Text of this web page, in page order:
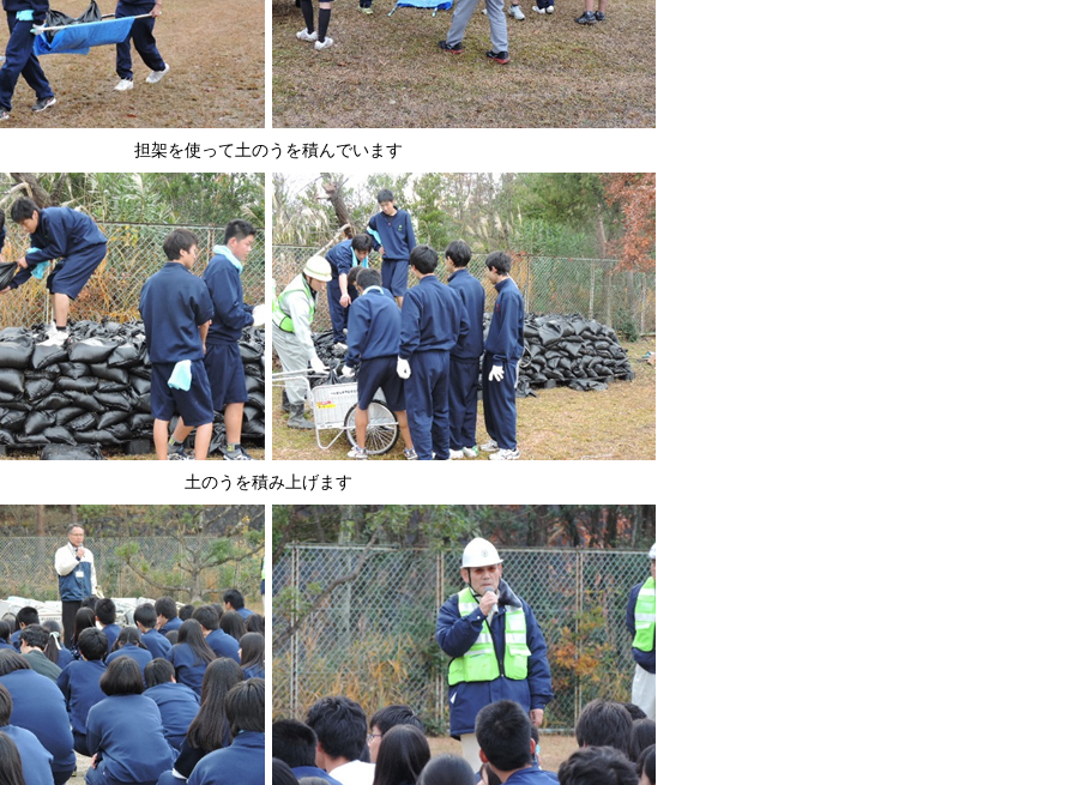
担架を使って土のうを積んでいます
土のうを積み上げます